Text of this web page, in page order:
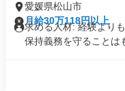
愛媛県松山市
月給30万118円以上
求める人材: 経験より
保持義務を守ることは